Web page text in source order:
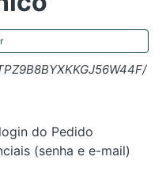
do Pedido
(senha e e-mail)